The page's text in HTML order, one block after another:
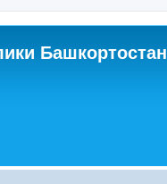
Башкортостан